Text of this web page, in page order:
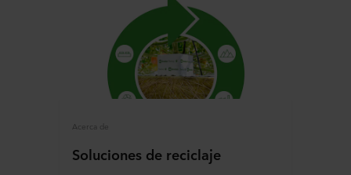
Acerca de
Soluciones de reciclaje